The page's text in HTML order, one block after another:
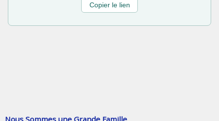
Copier le lien